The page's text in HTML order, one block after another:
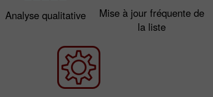
Analyse qualitative
Mise à jour fréquente de
la liste